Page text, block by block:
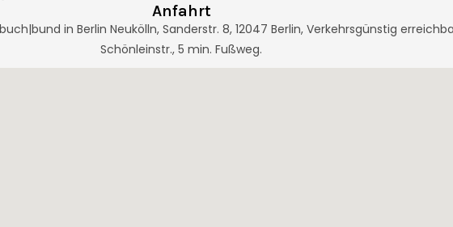
Anfahrt
in Berlin Neukölln, Sanderstr. 8, 12047 Berlin, Verkehrsgünstig
Schönleinstr., 5 min. Fußweg.